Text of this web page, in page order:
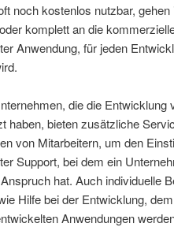
noch kostenlos nutzbar,
komplett an die
Anwendung, für jeden
die die
haben, bieten zusätzliche
von Mitarbeitern, um den
Support, bei dem ein
hat. Auch individuelle
Hilfe bei der Entwicklung,
Anwendungen